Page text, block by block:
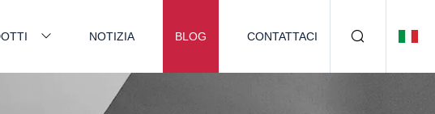
NOTIZIA BLOG CONTATTACI